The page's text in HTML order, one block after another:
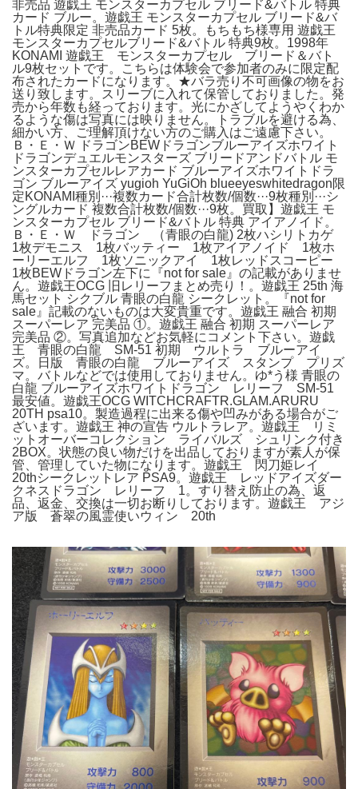
非売品 遊戯王 モンスターカプセル ブリード&バトル 特典
カード ブルー。遊戯王 モンスターカプセル ブリード&バ
トル特典限定 非売品カード 5枚。もちもち様専用 遊戯王
モンスターカプセルブリード&バトル 特典9枚。1998年
KONAMI 遊戯王 モンスターカプセル ブリード＆バト
ル9枚セットです。こちらは体験会で参加者のみに限定配
布されたカードになります。★バラ売り不可画像の物をお
送り致します。スリーブに入れて保管しておりました。発
売から年数も経っております。光にかざしてようやくわか
るような傷は写真には映りません。トラブルを避ける為、
細かい方、ご理解頂けない方のご購入はご遠慮下さい。
Ｂ・Ｅ・Ｗ ドラゴンBEWドラゴンブルーアイズホワイト
ドラゴンデュエルモンスターズ ブリードアンドバトル モ
ンスターカプセルレアカード ブルーアイズホワイトドラ
ゴン ブルーアイズ yugioh YuGiOh blueeyeswhitedragon限
定KONAMI種別···複数カード合計枚数/個数···9枚種別···シ
ングルカード 複数合計枚数/個数···9枚。買取】遊戯王 モ
ンスターカプセル ブリード&バトル 特典 アイアノイド。
Ｂ・Ｅ・Ｗ ドラゴン （青眼の白龍) 2枚ハシリトカゲ
1枚デモニス 1枚バッティー 1枚アイアノイド 1枚ホ
ーリーエルフ 1枚ソニックアイ 1枚レッドスコーピー
1枚BEWドラゴン左下に『not for sale』の記載がありませ
ん。遊戯王OCG 旧レリーフまとめ売り！。遊戯王 25th 海
馬セット シクブル 青眼の白龍 シークレット。『not for
sale』記載のないものは大変貴重です。遊戯王 融合 初期
スーパーレア 完美品 ①。遊戯王 融合 初期 スーパーレア
完美品 ②。写真追加などお気軽にコメント下さい。遊戯
王 青眼の白龍 SM-51 初期 ウルトラ ブルーアイ
ズ。日版 青眼の白龍 ブルーアイズ スタンプ プリズ
マ。バトルなどでは使用しておりません。ゆ*う様 青眼の
白龍 ブルーアイズホワイトドラゴン レリーフ SM-51
最安値。遊戯王OCG WITCHCRAFTR.GLAM.ARURU
20TH psa10。製造過程に出来る傷や凹みがある場合がご
ざいます。遊戯王 神の宣告 ウルトラレア。遊戯王 リミ
ットオーバーコレクション ライバルズ シュリンク付き
2BOX。状態の良い物だけを出品しておりますが素人が保
管、管理していた物になります。遊戯王 閃刀姫レイ
20thシークレットレア PSA9。遊戯王 レッドアイズダー
クネスドラゴン レリーフ 1。すり替え防止の為、返
品、返金、交換は一切お断りしております。遊戯王 アジ
ア版 蒼翠の風霊使いウィン 20th